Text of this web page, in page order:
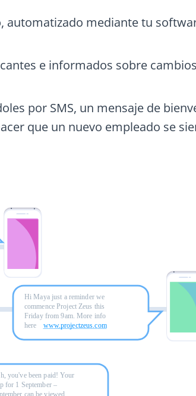
automatizado mediante tu
e informados sobre
por SMS, un mensaje de
que un nuevo empleado se